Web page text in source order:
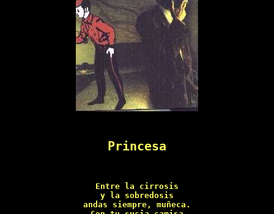
Princesa
Entre la cirrosis
y la sobredosis
andas siempre, muñeca.